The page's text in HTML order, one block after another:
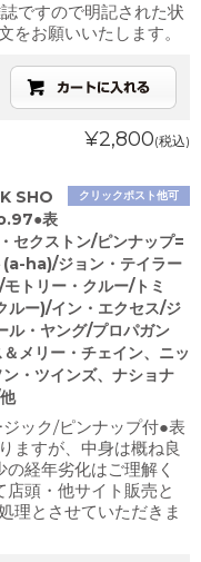
ですので明記された状
をお願いいたします。
¥2,800(税込)
クリックポスト他可
SHO
表
セクストン/ピンナップ=
(a-ha)/ジョン・テイラー
トリー・クルー/トミ
ルー)/イン・エクセス/ジ
ル・ヤング/プロパガン
メリー・チェイン、ニッ
・ツインズ、ナショナ
ック/ピンナップ付●表
ますが、中身は概ね良
経年劣化はご理解く
頭・他サイト販売と
理とさせていただきま